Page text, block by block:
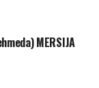
MERSIJA